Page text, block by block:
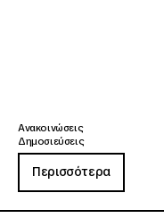
Ανακοινώσεις
Δημοσιεύσεις
Περισσότερα